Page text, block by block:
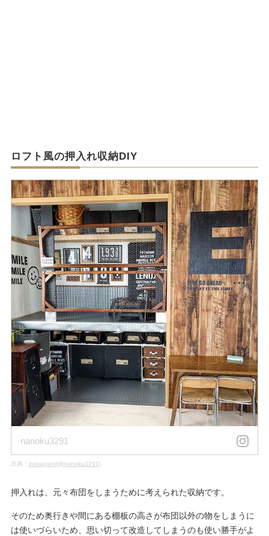
ロフト風の押入れ収納DIY
nanoku3291
出典： instagram(@nanoku3291)
押入れは、元々布団をしまうために考えられた収納です。
そのため奥行きや間にある棚板の高さが布団以外の物をしまうに
は使いづらいため、思い切って改造してしまうのも使い勝手がよ